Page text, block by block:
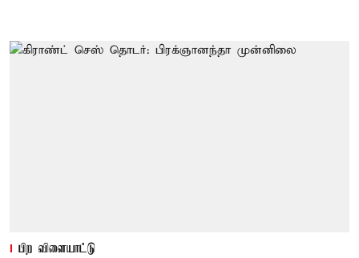
பிற விளையாட்டு